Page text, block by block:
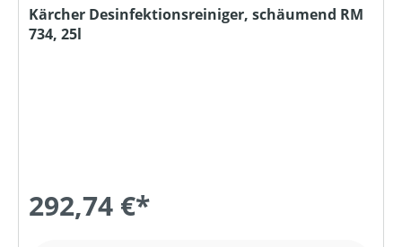
Kärcher Desinfektionsreiniger, schäumend RM
734, 25l
292,74 €*